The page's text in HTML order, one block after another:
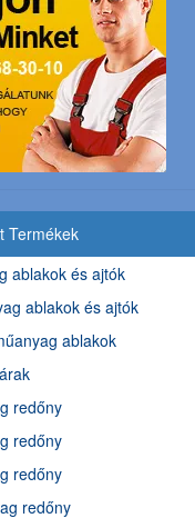
Termékek
ablakok és ajtók
ablakok és ajtók
ablakok
redőny
redőny
redőny
redőny